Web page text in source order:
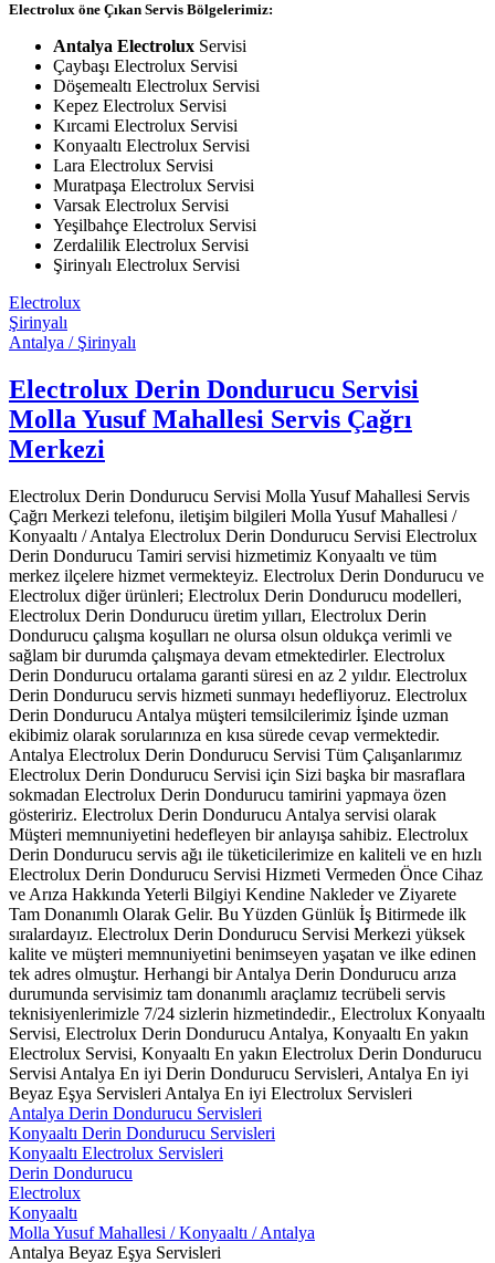
Electrolux öne Çıkan Servis Bölgelerimiz:
Antalya Electrolux Servisi
Çaybaşı Electrolux Servisi
Döşemealtı Electrolux Servisi
Kepez Electrolux Servisi
Kırcami Electrolux Servisi
Konyaaltı Electrolux Servisi
Lara Electrolux Servisi
Muratpaşa Electrolux Servisi
Varsak Electrolux Servisi
Yeşilbahçe Electrolux Servisi
Zerdalilik Electrolux Servisi
Şirinyalı Electrolux Servisi
Electrolux
Şirinyalı
Antalya / Şirinyalı
Electrolux Derin Dondurucu Servisi
Molla Yusuf Mahallesi Servis Çağrı
Merkezi
Electrolux Derin Dondurucu Servisi Molla Yusuf Mahallesi Servis
Çağrı Merkezi telefonu, iletişim bilgileri Molla Yusuf Mahallesi /
Konyaaltı / Antalya Electrolux Derin Dondurucu Servisi Electrolux
Derin Dondurucu Tamiri servisi hizmetimiz Konyaaltı ve tüm
merkez ilçelere hizmet vermekteyiz. Electrolux Derin Dondurucu ve
Electrolux diğer ürünleri; Electrolux Derin Dondurucu modelleri,
Electrolux Derin Dondurucu üretim yılları, Electrolux Derin
Dondurucu çalışma koşulları ne olursa olsun oldukça verimli ve
sağlam bir durumda çalışmaya devam etmektedirler. Electrolux
Derin Dondurucu ortalama garanti süresi en az 2 yıldır. Electrolux
Derin Dondurucu servis hizmeti sunmayı hedefliyoruz. Electrolux
Derin Dondurucu Antalya müşteri temsilcilerimiz İşinde uzman
ekibimiz olarak sorularınıza en kısa sürede cevap vermektedir.
Antalya Electrolux Derin Dondurucu Servisi Tüm Çalışanlarımız
Electrolux Derin Dondurucu Servisi için Sizi başka bir masraflara
sokmadan Electrolux Derin Dondurucu tamirini yapmaya özen
gösteririz. Electrolux Derin Dondurucu Antalya servisi olarak
Müşteri memnuniyetini hedefleyen bir anlayışa sahibiz. Electrolux
Derin Dondurucu servis ağı ile tüketicilerimize en kaliteli ve en hızlı
Electrolux Derin Dondurucu Servisi Hizmeti Vermeden Önce Cihaz
ve Arıza Hakkında Yeterli Bilgiyi Kendine Nakleder ve Ziyarete
Tam Donanımlı Olarak Gelir. Bu Yüzden Günlük İş Bitirmede ilk
sıralardayız. Electrolux Derin Dondurucu Servisi Merkezi yüksek
kalite ve müşteri memnuniyetini benimseyen yaşatan ve ilke edinen
tek adres olmuştur. Herhangi bir Antalya Derin Dondurucu arıza
durumunda servisimiz tam donanımlı araçlamız tecrübeli servis
teknisiyenlerimizle 7/24 sizlerin hizmetindedir., Electrolux Konyaaltı
Servisi, Electrolux Derin Dondurucu Antalya, Konyaaltı En yakın
Electrolux Servisi, Konyaaltı En yakın Electrolux Derin Dondurucu
Servisi Antalya En iyi Derin Dondurucu Servisleri, Antalya En iyi
Beyaz Eşya Servisleri Antalya En iyi Electrolux Servisleri
Antalya Derin Dondurucu Servisleri
Konyaaltı Derin Dondurucu Servisleri
Konyaaltı Electrolux Servisleri
Derin Dondurucu
Electrolux
Konyaaltı
Molla Yusuf Mahallesi / Konyaaltı / Antalya
Antalya Beyaz Eşya Servisleri